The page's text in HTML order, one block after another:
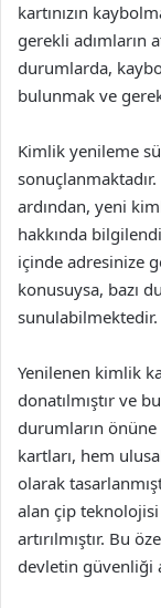
kartınızın
gerekli adımların
durumlarda,
bulunmak ve
Kimlik yenileme
ardından, yeni
hakkında
içinde adresinize
konusuysa, bazı
Yenilenen kimlik
donatılmıştır ve
durumların önüne
kartları, hem
olarak
alan çip
artırılmıştır. Bu
devletin güvenliği